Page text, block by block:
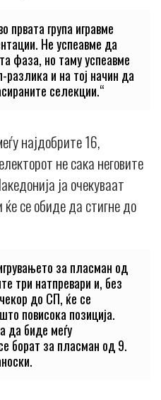
првата група игравме
Не успеавме да
фаза, но таму успеавме
и на тој начин да
селекции.“
најдобрите 16,
не сака неговите
ја очекуваат
се обиде да стигне до
за пласман од
три натпревари и, без
до СП, ќе се
повисока позиција.
да биде меѓу
борат за пласман од 9.